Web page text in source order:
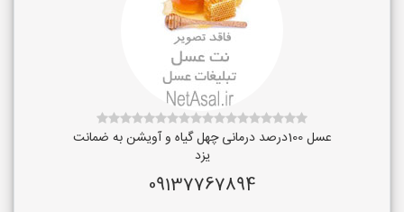
عسل 100درصد درمانی چهل گیاه و آویشن به ضمانت
یزد
09137767894